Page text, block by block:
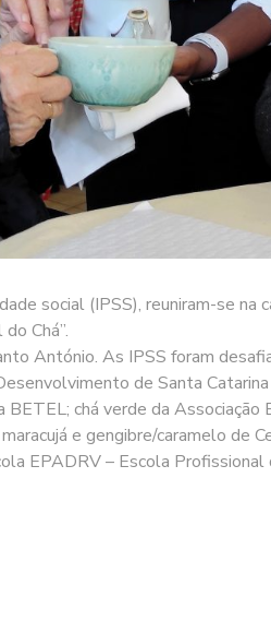
social (IPSS), reuniram-se
Chá”.
António. As IPSS foram
de Santa
chá verde da
e gengibre/caramelo
EPADRV – Escola